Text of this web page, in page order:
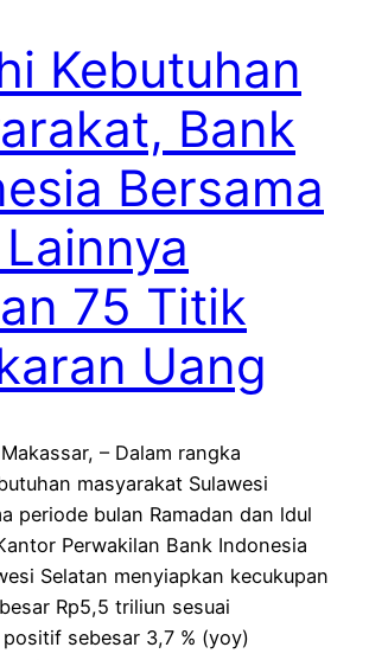
Kebutuhan
Bank
Bersama
75 Titik
Uang
– Dalam rangka
masyarakat Sulawesi
periode bulan Ramadan dan ldul
Perwakilan Bank Indonesia
Selatan menyiapkan kecukupan
Rp5,5 triliun sesuai
sebesar 3,7 % (yoy)